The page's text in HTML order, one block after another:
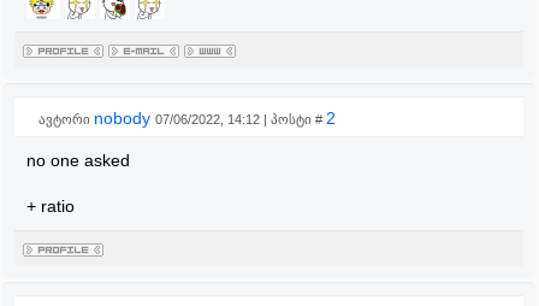
ავტორი nobody 07/06/2022, 14:12 | პოსტი # 2
no one asked
+ ratio